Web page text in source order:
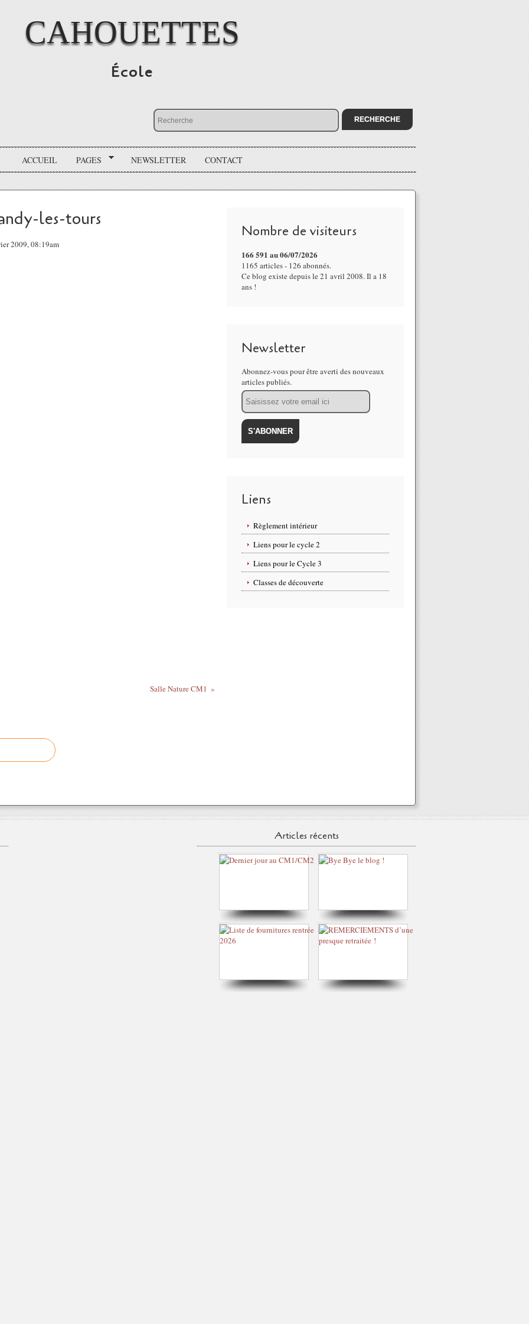
CAHOUETTES
École
ACCUEIL PAGES NEWSLETTER CONTACT
les-tours
2009, 08:19am
Salle Nature CM1
Nombre de visiteurs
166 591 au 06/07/2026
1165 articles - 126 abonnés.
Ce blog existe depuis le 21 avril 2008. Il a 18
ans !
Newsletter
Abonnez-vous pour être averti des nouveaux
articles publiés.
Email
Liens
Règlement intérieur
Liens pour le cycle 2
Liens pour le Cycle 3
Classes de découverte
Articles récents